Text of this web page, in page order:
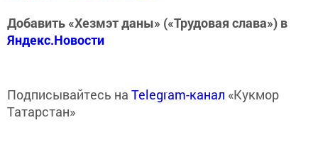
Добавить «Хезмэт даны» («Трудовая слава») в
Яндекс.Новости
Подписывайтесь на Telegram-канал «Кукмор
Татарстан»